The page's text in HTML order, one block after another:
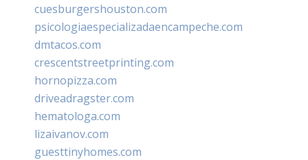
cuesburgershouston.com
psicologiaespecializadaencampeche.com
dmtacos.com
crescentstreetprinting.com
hornopizza.com
driveadragster.com
hematologa.com
lizaivanov.com
guesttinyhomes.com